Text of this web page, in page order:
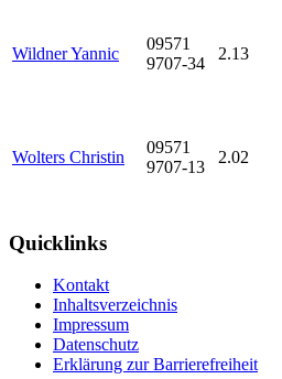
Wildner Yannic
09571
9707-34
2.13
Wolters Christin
09571
9707-13
2.02
Quicklinks
Kontakt
Inhaltsverzeichnis
Impressum
Datenschutz
Erklärung zur Barrierefreiheit